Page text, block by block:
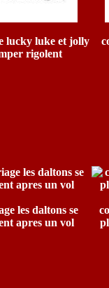
lucky luke et jolly
rigolent
les daltons se
apres un vol